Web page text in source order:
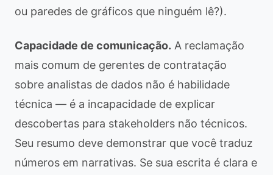
ou paredes de gráficos que ninguém lê?).
Capacidade de comunicação. A reclamação
mais comum de gerentes de contratação
sobre analistas de dados não é habilidade
técnica — é a incapacidade de explicar
descobertas para stakeholders não técnicos.
Seu resumo deve demonstrar que você traduz
números em narrativas. Se sua escrita é clara e